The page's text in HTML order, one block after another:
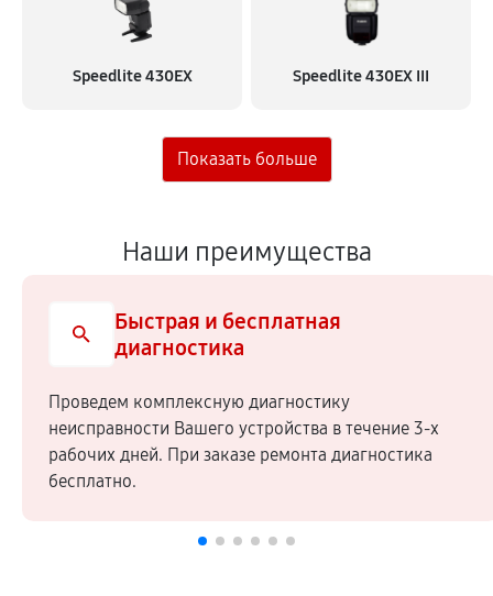
Speedlite 430EX Speedlite 430EX III
Наши преимущества
Быстрая и бесплатная
диагностика
Проведем комплексную диагностику
неисправности Вашего устройства в течение 3-х
рабочих дней. При заказе ремонта диагностика
бесплатно.